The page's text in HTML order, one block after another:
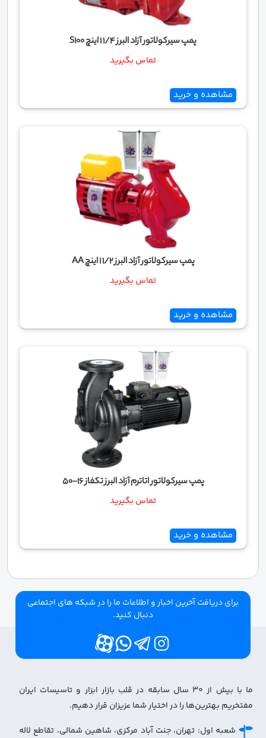
پمپ سیرکولاتور آزاد البرز 1/4 1 اینچ S100
تماس بگیرید
مشاهده و خرید
پمپ سیرکولاتور آزاد البرز 1/2 1 اینچ AA
تماس بگیرید
مشاهده و خرید
پمپ سیرکولاتور اتاترم آزاد البرز تکفاز 16-50
تماس بگیرید
مشاهده و خرید
برای دریافت آخرین اخبار و اطلاعات ما را در شبکه های اجتماعی
دنبال کنید.
ما با بیش از ۳۰ سال سابقه در قلب بازار ابزار و تاسیسات ایران
مفتخریم بهترین‌ها را در اختیار شما عزیزان قرار دهیم.
شعبه اول: تهران، جنت آباد مرکزی، شاهین شمالی، تقاطع لاله